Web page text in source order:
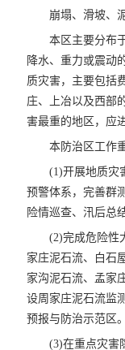
崩塌、滑坡、
本区主要分布
降水、重力或震动
质灾害，主要包括
庄、上冶以及西部
害最重的地区，应
本防治区工作
(1)开展地质灾
预警体系，完善群
险情巡查、汛后总
(2)完成危险性
家庄泥石流、白石
家沟泥石流、孟家
设周家庄泥石流监
预报与防治示范区。
(3)在重点灾害